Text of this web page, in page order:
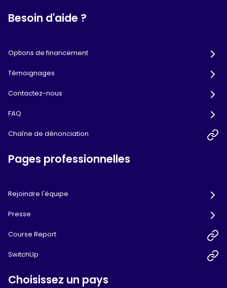
Besoin d'aide ?
Options de financement
Témoignages
Contactez-nous
FAQ
Chaîne de dénonciation
Pages professionnelles
Rejoindre l'équipe
Presse
Course Report
SwitchUp
Choisissez un pays